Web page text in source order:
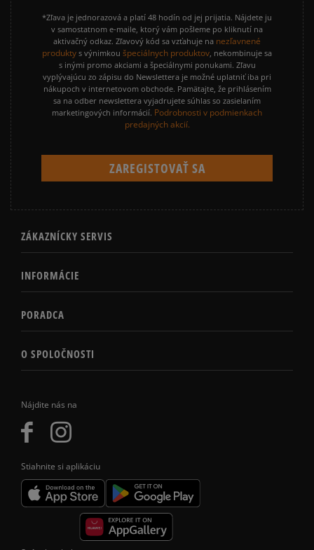
Nájdite nás na
Stiahnite si aplikáciu
*Zľava je jednorazová a platí 48 hodín od jej prijatia. Nájdete ju
v samostatnom e-maile, ktorý vám pošleme po kliknutí na
aktivačný odkaz. Zľavový kód sa vzťahuje na nezľavnené
produkty s výnimkou špeciálnych produktov , nekombinuje sa
s inými promo akciami a špeciálnymi ponukami. Zľavu
vyplývajúcu zo zápisu do Newslettera je možné uplatniť iba pri
nákupoch v internetovom obchode. Pamätajte, že prihlásením
sa na odber newslettera vyjadrujete súhlas so zasielaním
marketingových informácií. Podrobnosti v podmienkach
predajných akcií.
ZÁKAZNÍCKY SERVIS
INFORMÁCIE
PORADCA
O SPOLOČNOSTI